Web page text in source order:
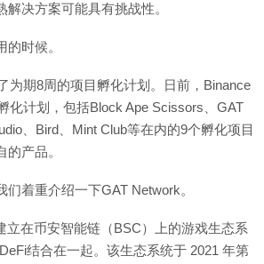
解决方案可能具有挑战性。
时候。
为期8周的项目孵化计划。日前，Binance
化计划，包括Block Ape Scissors、GAT
、Bird、Mint Club等在内的9个孵化项目
产品。
着重介绍一下GAT Network。
立在币安智能链（BSC）上的游戏生态系
结合在一起。该生态系统于 2021 年第